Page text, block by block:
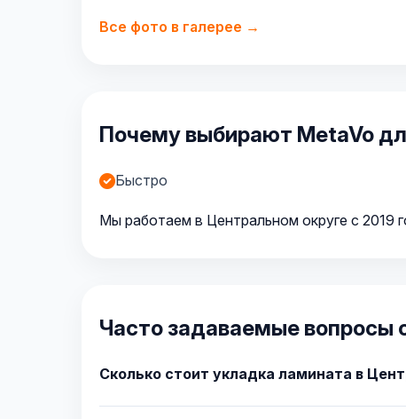
Все фото в галерее →
Почему выбирают MetaVo
Быстро
Мы работаем в Центральном округе с 2019
Часто задаваемые вопросы
Сколько стоит укладка ламината в